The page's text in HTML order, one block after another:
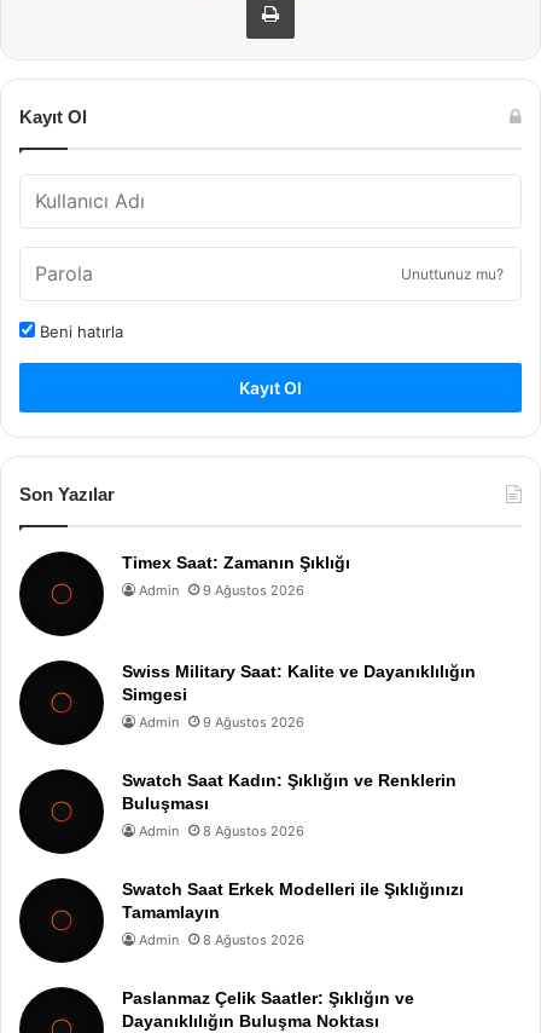
Kayıt Ol
Unuttunuz mu?
Beni hatırla
Kayıt Ol
Son Yazılar
Timex Saat: Zamanın Şıklığı
Admin 9 Ağustos 2026
Swiss Military Saat: Kalite ve Dayanıklılığın
Simgesi
Admin 9 Ağustos 2026
Swatch Saat Kadın: Şıklığın ve Renklerin
Buluşması
Admin 8 Ağustos 2026
Swatch Saat Erkek Modelleri ile Şıklığınızı
Tamamlayın
Admin 8 Ağustos 2026
Paslanmaz Çelik Saatler: Şıklığın ve
Dayanıklılığın Buluşma Noktası